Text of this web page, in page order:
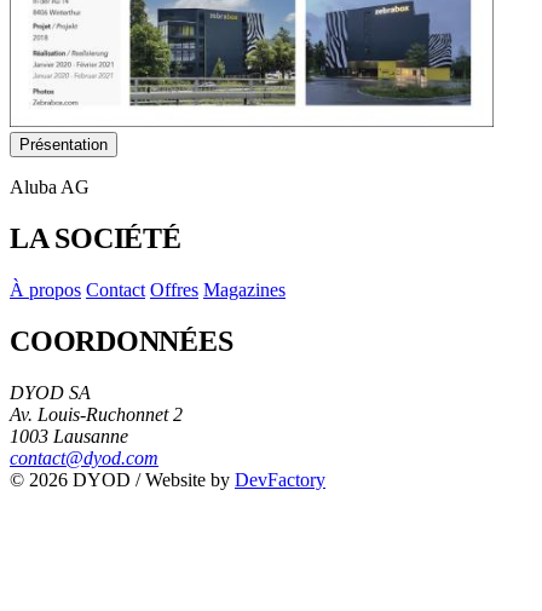
Présentation
Aluba AG
LA SOCIÉTÉ
À propos Contact Offres Magazines
COORDONNÉES
DYOD SA
Av. Louis-Ruchonnet 2
1003 Lausanne
contact@dyod.com
© 2026 DYOD / Website by DevFactory